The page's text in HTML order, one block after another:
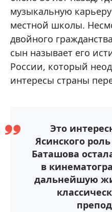
музыкальную
местной школы.
двойного
сын называет его
России, который
интересы страны
Это
Ясинского
Баташова
в
дальнейшую